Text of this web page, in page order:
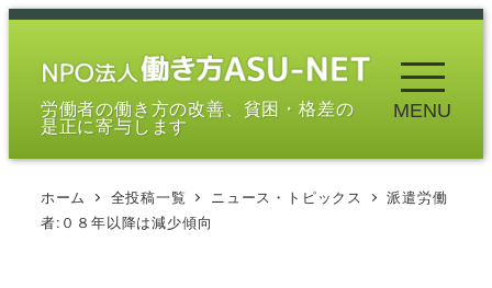
メ
労働者の働き方の改善、貧困・格差の
是正に寄与します
MENU
ホーム 全投稿一覧 ニュース・トピックス
派遣労働
者:０８年以降は減少傾向